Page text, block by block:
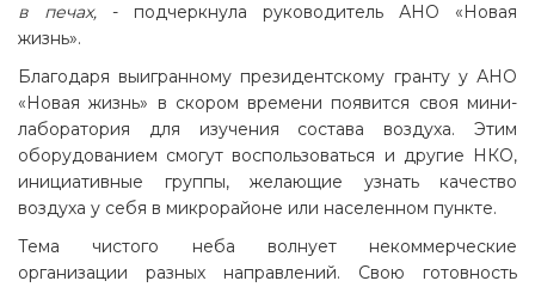
в печах, - подчеркнула руководитель АНО «Новая
жизнь».
Благодаря выигранному президентскому гранту у АНО
«Новая жизнь» в скором времени появится своя мини-
лаборатория для изучения состава воздуха. Этим
оборудованием смогут воспользоваться и другие НКО,
инициативные группы, желающие узнать качество
воздуха у себя в микрорайоне или населенном пункте.
Тема чистого неба волнует некоммерческие
организации разных направлений. Свою готовность